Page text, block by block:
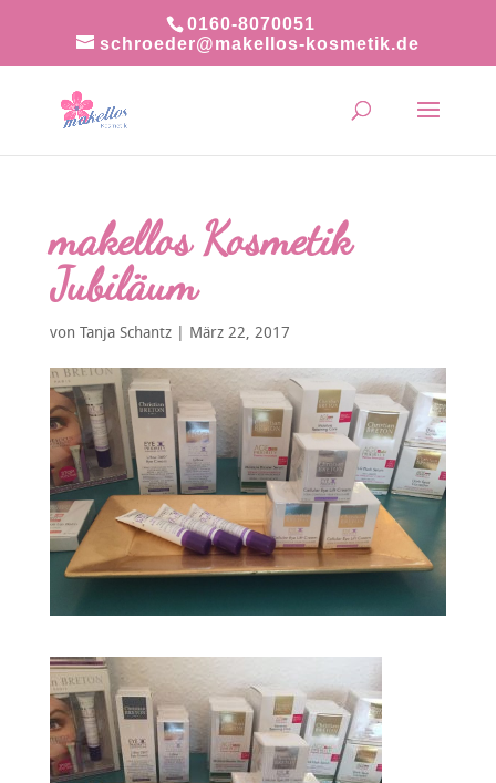
0160-8070051
schroeder@makellos-kosmetik.de
makellos Kosmetik
Jubiläum
von Tanja Schantz| März 22, 2017